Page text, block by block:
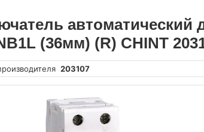
автоматический
(36мм) (R) CHINT
203107